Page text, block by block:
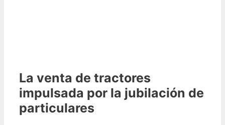
La venta de tractores
impulsada por la jubilación de
particulares